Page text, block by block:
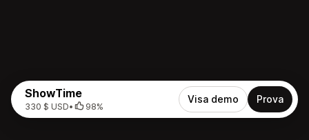
ShowTime
330 $ USD• 98%
Visa demo Prova